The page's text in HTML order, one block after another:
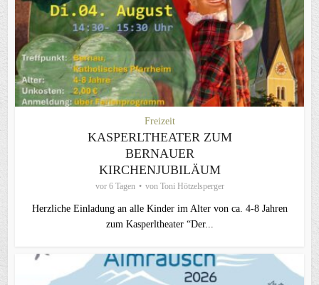
Freizeit
KASPERLTHEATER ZUM
BERNAUER
KIRCHENJUBILÄUM
vor 6 Tagen von Toni Hötzelsperger
Herzliche Einladung an alle Kinder im Alter von ca. 4-8 Jahren
zum Kasperltheater “Der...